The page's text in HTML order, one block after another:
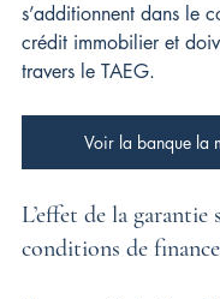
s’additionnent dans le
crédit immobilier et
travers le TAEG.
Voir la banque la
L’effet de la garantie
conditions de